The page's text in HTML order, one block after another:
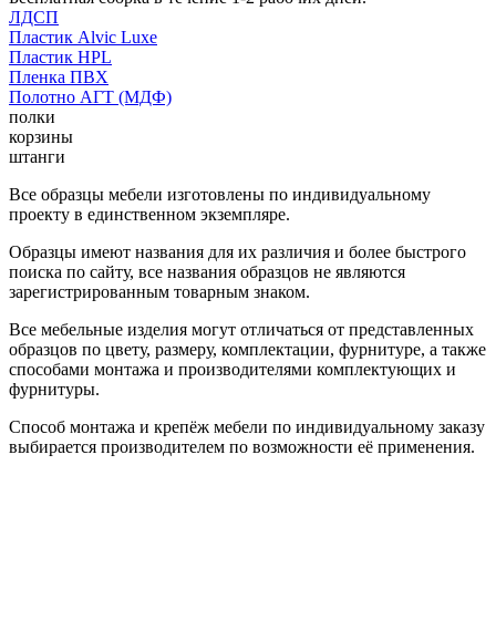
ЛДСП
Пластик Alvic Luxe
Пластик HPL
Пленка ПВХ
Полотно АГТ (МДФ)
полки
корзины
штанги
Все образцы мебели изготовлены по индивидуальному
проекту в единственном экземпляре.
Образцы имеют названия для их различия и более быстрого
поиска по сайту, все названия образцов не являются
зарегистрированным товарным знаком.
Все мебельные изделия могут отличаться от представленных
образцов по цвету, размеру, комплектации, фурнитуре, а также
способами монтажа и производителями комплектующих и
фурнитуры.
Способ монтажа и крепёж мебели по индивидуальному заказу
выбирается производителем по возможности её применения.